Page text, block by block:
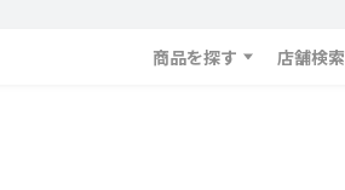
商品を探す 店舗検索